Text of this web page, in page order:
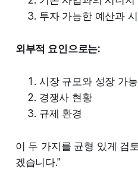
투자 가능한 예산과
외부적 요인으로는:
시장 규모와 성장 가
경쟁사 현황
규제 환경
이 두 가지를 균형 있게 검
겠습니다."